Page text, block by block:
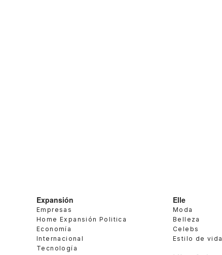
Expansión
Empresas
Home Expansión Politica
Economía
Internacional
Tecnología
Elle
Moda
Belleza
Celebs
Estilo de vida